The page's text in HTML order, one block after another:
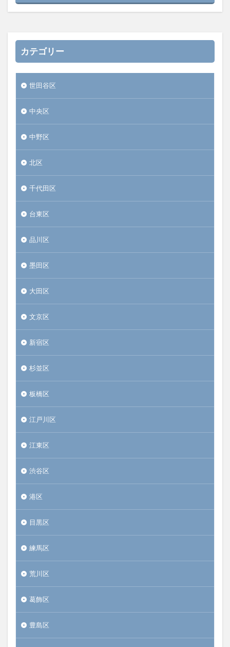
カテゴリー
世田谷区
中央区
中野区
北区
千代田区
台東区
品川区
墨田区
大田区
文京区
新宿区
杉並区
板橋区
江戸川区
江東区
渋谷区
港区
目黒区
練馬区
荒川区
葛飾区
豊島区